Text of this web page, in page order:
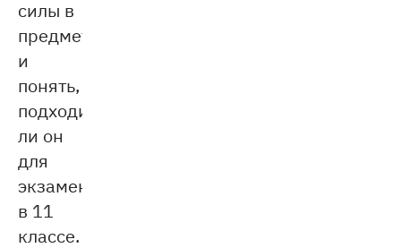
силы в
предмете
и
понять,
подходит
ли он
для
экзамена
в 11
классе.